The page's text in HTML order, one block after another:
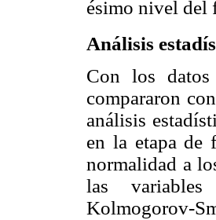
ésimo nivel
Análisis
Con los
compararon
análisis
en la etapa de
normalidad a
las variables
Kolmogorov-